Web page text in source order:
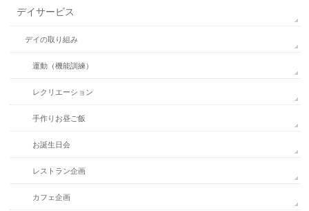
デイサービス
デイの取り組み
運動（機能訓練）
レクリエーション
手作りお昼ご飯
お誕生日会
レストラン企画
カフェ企画